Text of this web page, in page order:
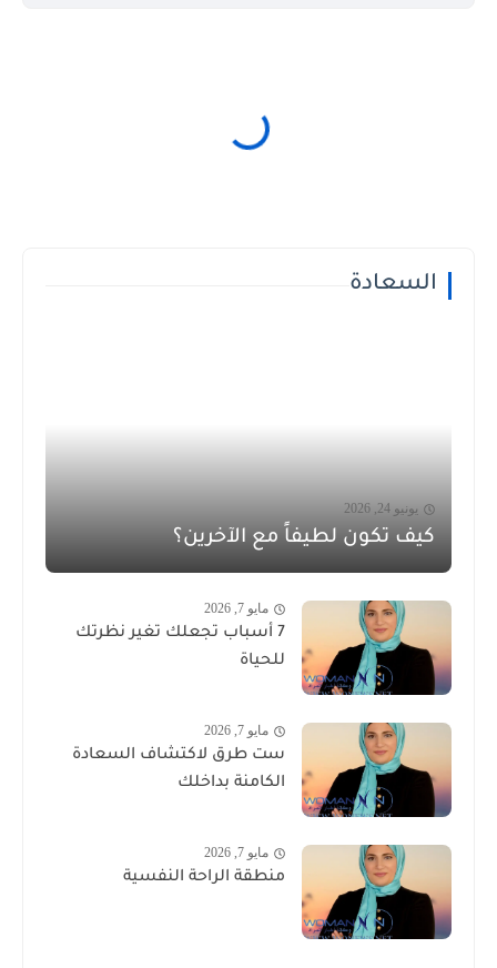
السعادة
يونيو 24, 2026
كيف تكون لطيفاً مع الآخرين؟
مايو 7, 2026
7 أسباب تجعلك تغير نظرتك
للحياة
مايو 7, 2026
ست طرق لاكتشاف السعادة
الكامنة بداخلك
مايو 7, 2026
منطقة الراحة النفسية